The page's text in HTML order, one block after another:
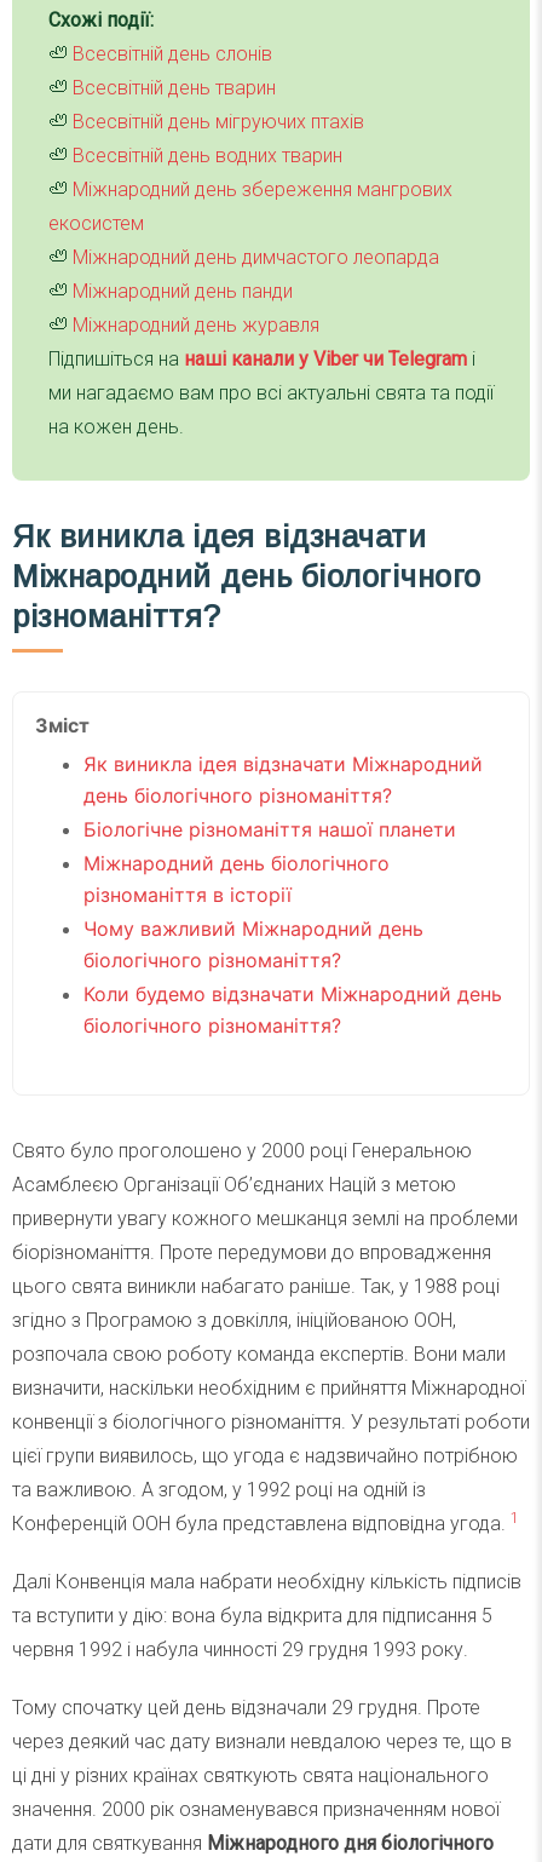
Схожі події:
🦥 Всесвітній день слонів
🦥 Всесвітній день тварин
🦥 Всесвітній день мігруючих птахів
🦥 Всесвітній день водних тварин
🦥 Міжнародний день збереження мангрових
екосистем
🦥 Міжнародний день димчастого леопарда
🦥 Міжнародний день панди
🦥 Міжнародний день журавля
Підпишіться на наші канали у Viber чи Telegram і
ми нагадаємо вам про всі актуальні свята та події
на кожен день.
Як виникла ідея відзначати
Міжнародний день біологічного
різноманіття?
Зміст
Як виникла ідея відзначати Міжнародний
день біологічного різноманіття?
Біологічне різноманіття нашої планети
Міжнародний день біологічного
різноманіття в історії
Чому важливий Міжнародний день
біологічного різноманіття?
Коли будемо відзначати Міжнародний день
біологічного різноманіття?
Свято було проголошено у 2000 році Генеральною
Асамблеєю Організації Об’єднаних Націй з метою
привернути увагу кожного мешканця землі на проблеми
біорізноманіття. Проте передумови до впровадження
цього свята виникли набагато раніше. Так, у 1988 році
згідно з Програмою з довкілля, ініційованою ООН,
розпочала свою роботу команда експертів. Вони мали
визначити, наскільки необхідним є прийняття Міжнародної
конвенції з біологічного різноманіття. У результаті роботи
цієї групи виявилось, що угода є надзвичайно потрібною
та важливою. А згодом, у 1992 році на одній із
Конференцій ООН була представлена відповідна угода. 1
Далі Конвенція мала набрати необхідну кількість підписів
та вступити у дію: вона була відкрита для підписання 5
червня 1992 і набула чинності 29 грудня 1993 року.
Тому спочатку цей день відзначали 29 грудня. Проте
через деякий час дату визнали невдалою через те, що в
ці дні у різних країнах святкують свята національного
значення. 2000 рік ознаменувався призначенням нової
дати для святкування Міжнародного дня біологічного